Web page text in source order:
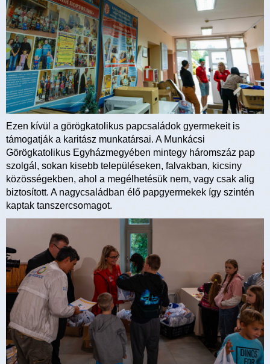
Ezen kívül a görögkatolikus papcsaládok gyermekeit is
támogatják a karitász munkatársai. A Munkácsi
Görögkatolikus Egyházmegyében mintegy háromszáz pap
szolgál, sokan kisebb településeken, falvakban, kicsiny
közösségekben, ahol a megélhetésük nem, vagy csak alig
biztosított. A nagycsaládban élő papgyermekek így szintén
kaptak tanszercsomagot.